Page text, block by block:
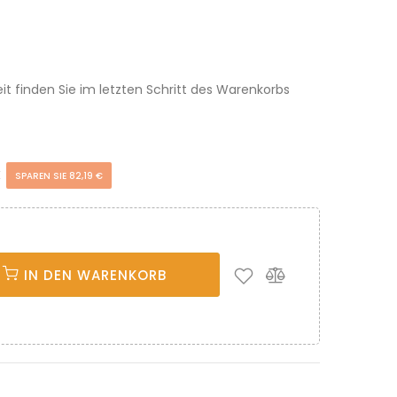
finden Sie im letzten Schritt des Warenkorbs
SPAREN SIE 82,19 €
IN DEN WARENKORB